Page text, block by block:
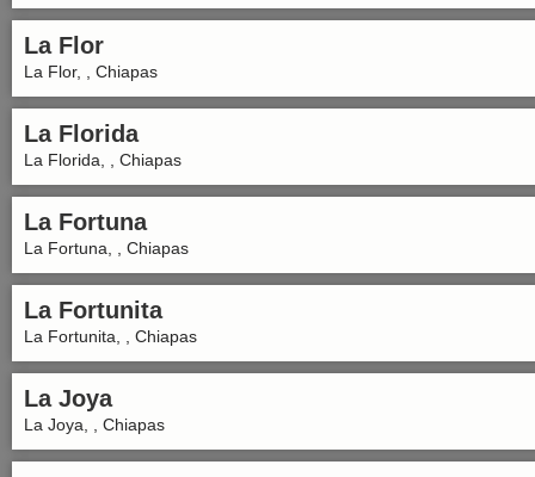
La Flor
La Flor, , Chiapas
La Florida
La Florida, , Chiapas
La Fortuna
La Fortuna, , Chiapas
La Fortunita
La Fortunita, , Chiapas
La Joya
La Joya, , Chiapas